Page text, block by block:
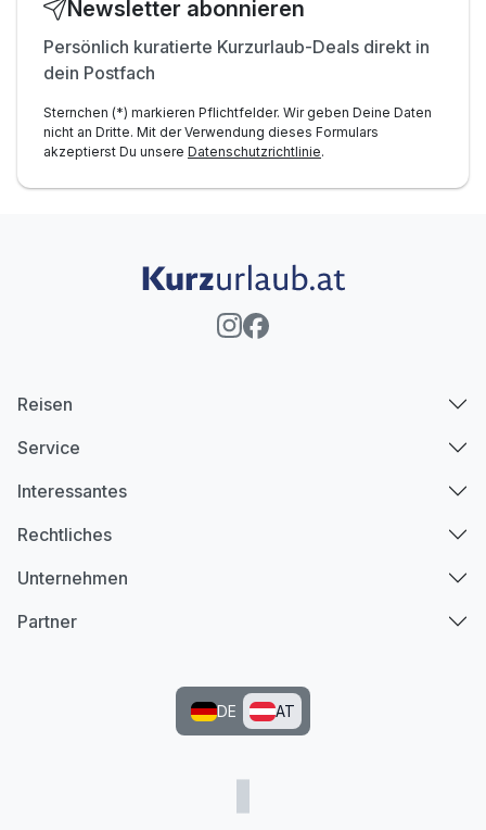
Newsletter abonnieren
Persönlich kuratierte Kurzurlaub-Deals direkt in
dein Postfach
Sternchen (*) markieren Pflichtfelder. Wir geben Deine Daten
nicht an Dritte. Mit der Verwendung dieses Formulars
akzeptierst Du unsere Datenschutzrichtlinie.
Reisen
Service
Interessantes
Rechtliches
Unternehmen
Partner
DE AT